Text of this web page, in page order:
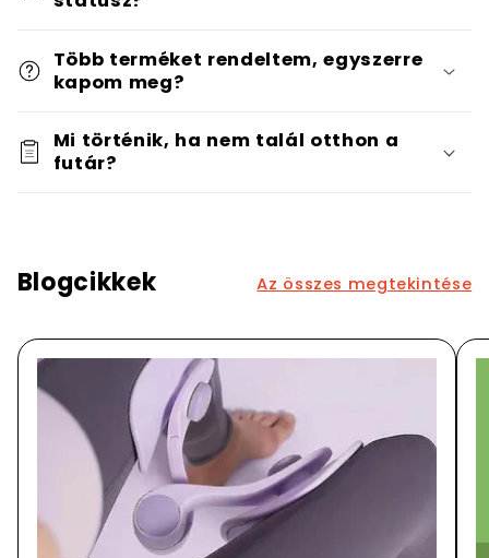
Több terméket rendeltem, egyszerre
kapom meg?
Mi történik, ha nem talál otthon a
futár?
Blogcikkek Az összes megtekintése